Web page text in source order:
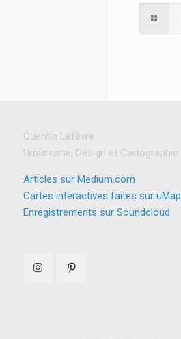
Quentin Lefèvre
Urbanisme, Design et
Articles sur Medium.com
Cartes interactives faites sur uMap
Enregistrements sur Soundcloud